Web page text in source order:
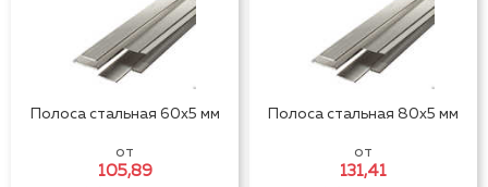
Полоса стальная 60x5 мм
от
105,89
Полоса стальная 80x5 мм
от
131,41